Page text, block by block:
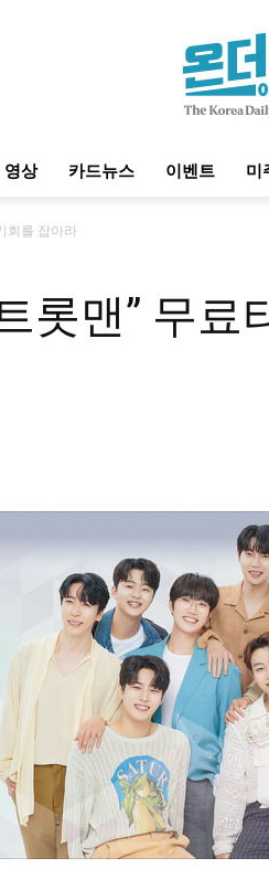
영상 카드뉴스 이벤트 미
회를 잡아라
롯맨” 무료